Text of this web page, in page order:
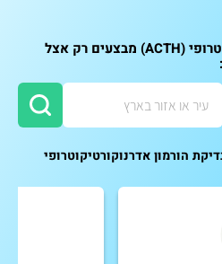
בדיקת הורמון אדרנוקורטיקוטרופי (ACTH) מבצעים רק אצל
הורמון אדרנוקורטיקוטרופי